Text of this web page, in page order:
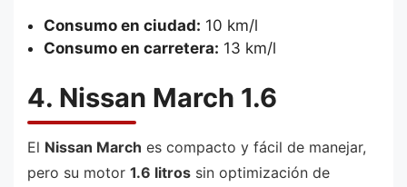
Consumo en ciudad: 10 km/l
Consumo en carretera: 13 km/l
4. Nissan March 1.6
El Nissan March es compacto y fácil de manejar,
pero su motor 1.6 litros sin optimización de